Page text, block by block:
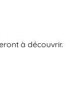
à découvrir.